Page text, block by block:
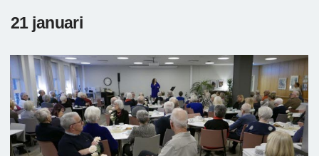
21 januari